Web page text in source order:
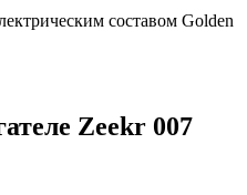
составом Golden
Zeekr 007